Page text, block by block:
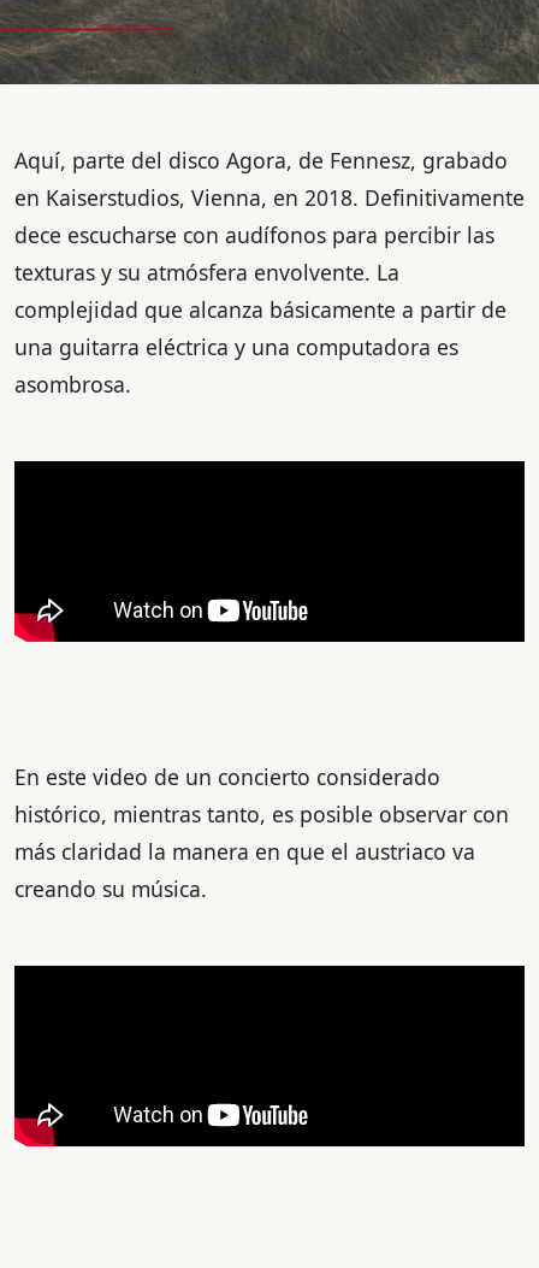
Aquí, parte del disco Agora, de Fennesz, grabado
en Kaiserstudios, Vienna, en 2018. Definitivamente
dece escucharse con audífonos para percibir las
texturas y su atmósfera envolvente. La
complejidad que alcanza básicamente a partir de
una guitarra eléctrica y una computadora es
asombrosa.
En este video de un concierto considerado
histórico, mientras tanto, es posible observar con
más claridad la manera en que el austriaco va
creando su música.